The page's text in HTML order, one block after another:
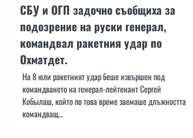
СБУ и ОГП задочно съобщиха за
подозрение на руски генерал,
командвал ракетния удар по
Охматдет.
На 8 юли ракетният удар беше извършен под
командването на генерал-лейтенант Сергей
Кобылаш, който по това време заемаше длъжността
командващ…